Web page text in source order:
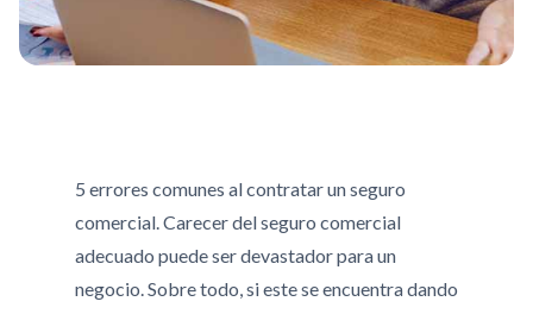
5 errores comunes al contratar un seguro
comercial. Carecer del seguro comercial
adecuado puede ser devastador para un
negocio. Sobre todo, si este se encuentra dando